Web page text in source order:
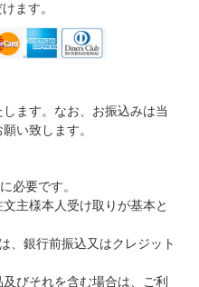
ます。
ます。なお、お振込みは当
い致します。
必要です。
主様本人受け取りが基本と
、銀行前振込又はクレジット
びそれを含む場合は、ご利